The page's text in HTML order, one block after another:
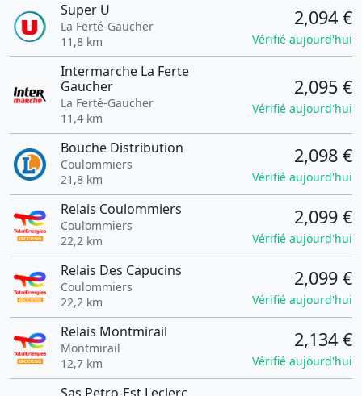
Super U
La Ferté-Gaucher
11,8 km
2,094 €
Vérifié aujourd'hui
Intermarche La Ferte
Gaucher
La Ferté-Gaucher
11,4 km
2,095 €
Vérifié aujourd'hui
Bouche Distribution
Coulommiers
21,8 km
2,098 €
Vérifié aujourd'hui
Relais Coulommiers
Coulommiers
22,2 km
2,099 €
Vérifié aujourd'hui
Relais Des Capucins
Coulommiers
22,2 km
2,099 €
Vérifié aujourd'hui
Relais Montmirail
Montmirail
12,7 km
2,134 €
Vérifié aujourd'hui